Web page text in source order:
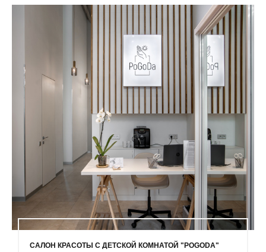
САЛОН КРАСОТЫ С ДЕТСКОЙ КОМНАТОЙ "POGODA"